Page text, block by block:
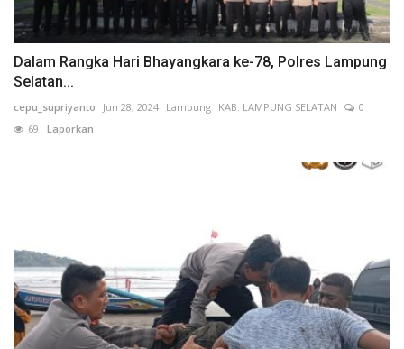
Dalam Rangka Hari Bhayangkara ke-78, Polres Lampung
Selatan...
cepu_supriyanto Jun 28, 2024 Lampung KAB. LAMPUNG SELATAN
0
69 Laporkan